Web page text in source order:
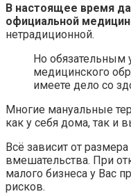
В настоящее время
официальной
нетрадиционной.
Но обязательным
медицинского
имеете дело со
Многие мануальные
как у себя дома, так и
Всё зависит от
вмешательства. При
малого бизнеса у Вас
рисков.